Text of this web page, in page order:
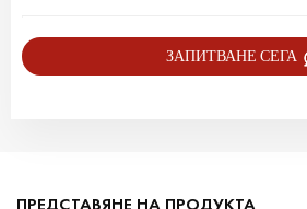
ЗАПИТВАНЕ СЕГА
ПРЕДСТАВЯНЕ НА ПРОДУКТА